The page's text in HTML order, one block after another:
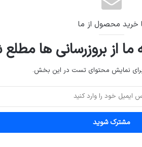
خرید محصول از ما
از بروزرسانی ها
نمایش محتوای تست در این بخش.